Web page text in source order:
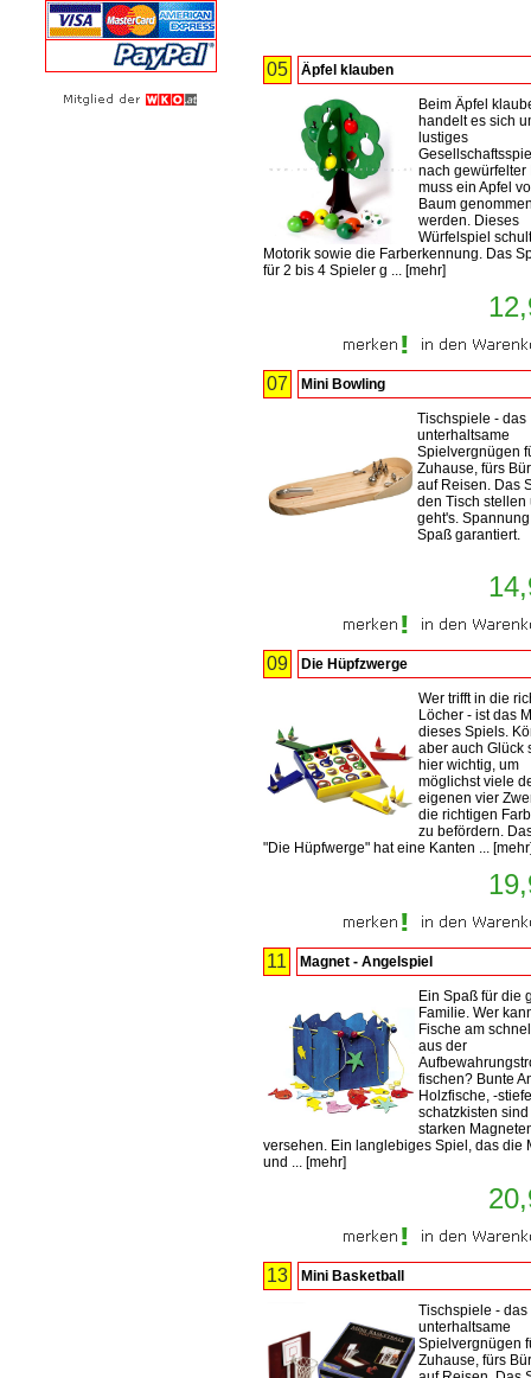
05 Äpfel klauben
Beim Äpfel
handelt es sich
lustiges
nach gewürfelter
muss ein Apfel
Baum
werden. Dieses
Würfelspiel
Motorik sowie die Farberkennung. Das
für 2 bis 4 Spieler g ... [mehr]
07 Mini Bowling
Tischspiele - das
unterhaltsame
Spielvergnügen
Zuhause, fürs
auf Reisen. Das
den Tisch stellen
geht's.
Spaß garantiert.
09 Die Hüpfzwerge
Wer trifft in die
Löcher - ist das
dieses Spiels.
aber auch Glück
hier wichtig, um
möglichst viele
eigenen vier
die richtigen
zu befördern.
"Die Hüpfwerge" hat eine Kanten ... [mehr
11 Magnet - Angelspiel
Ein Spaß für die
Familie. Wer
Fische am
aus der
fischen? Bunte
Holzfische, -
schatzkisten sind
starken
versehen. Ein langlebiges Spiel, das die
und ... [mehr]
13 Mini Basketball
Tischspiele - das
unterhaltsame
Spielvergnügen
Zuhause, fürs